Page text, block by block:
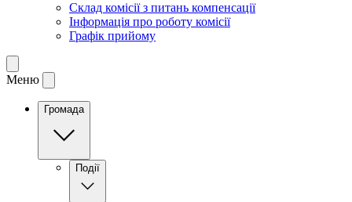
Склад комісії з питань компенсації
Інформація про роботу комісії
Графік прийому
Меню
Громада
Події